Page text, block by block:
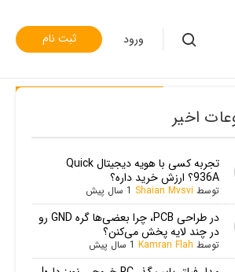
ورود ثبت نام
اخیر
تجربه کسی با هویه دیجیتال Quick
936A؟ ارزش خرید داره؟
توسط Shaian Mvsvi 1 سال پیش
در طراحی PCB، چرا بعضی‌ها گره GND رو
در چند لایه پخش می‌کنن؟
توسط Kamran Flah 1 سال پیش